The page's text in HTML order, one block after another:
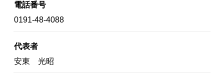
電話番号
0191-48-4088
代表者
安東 光昭